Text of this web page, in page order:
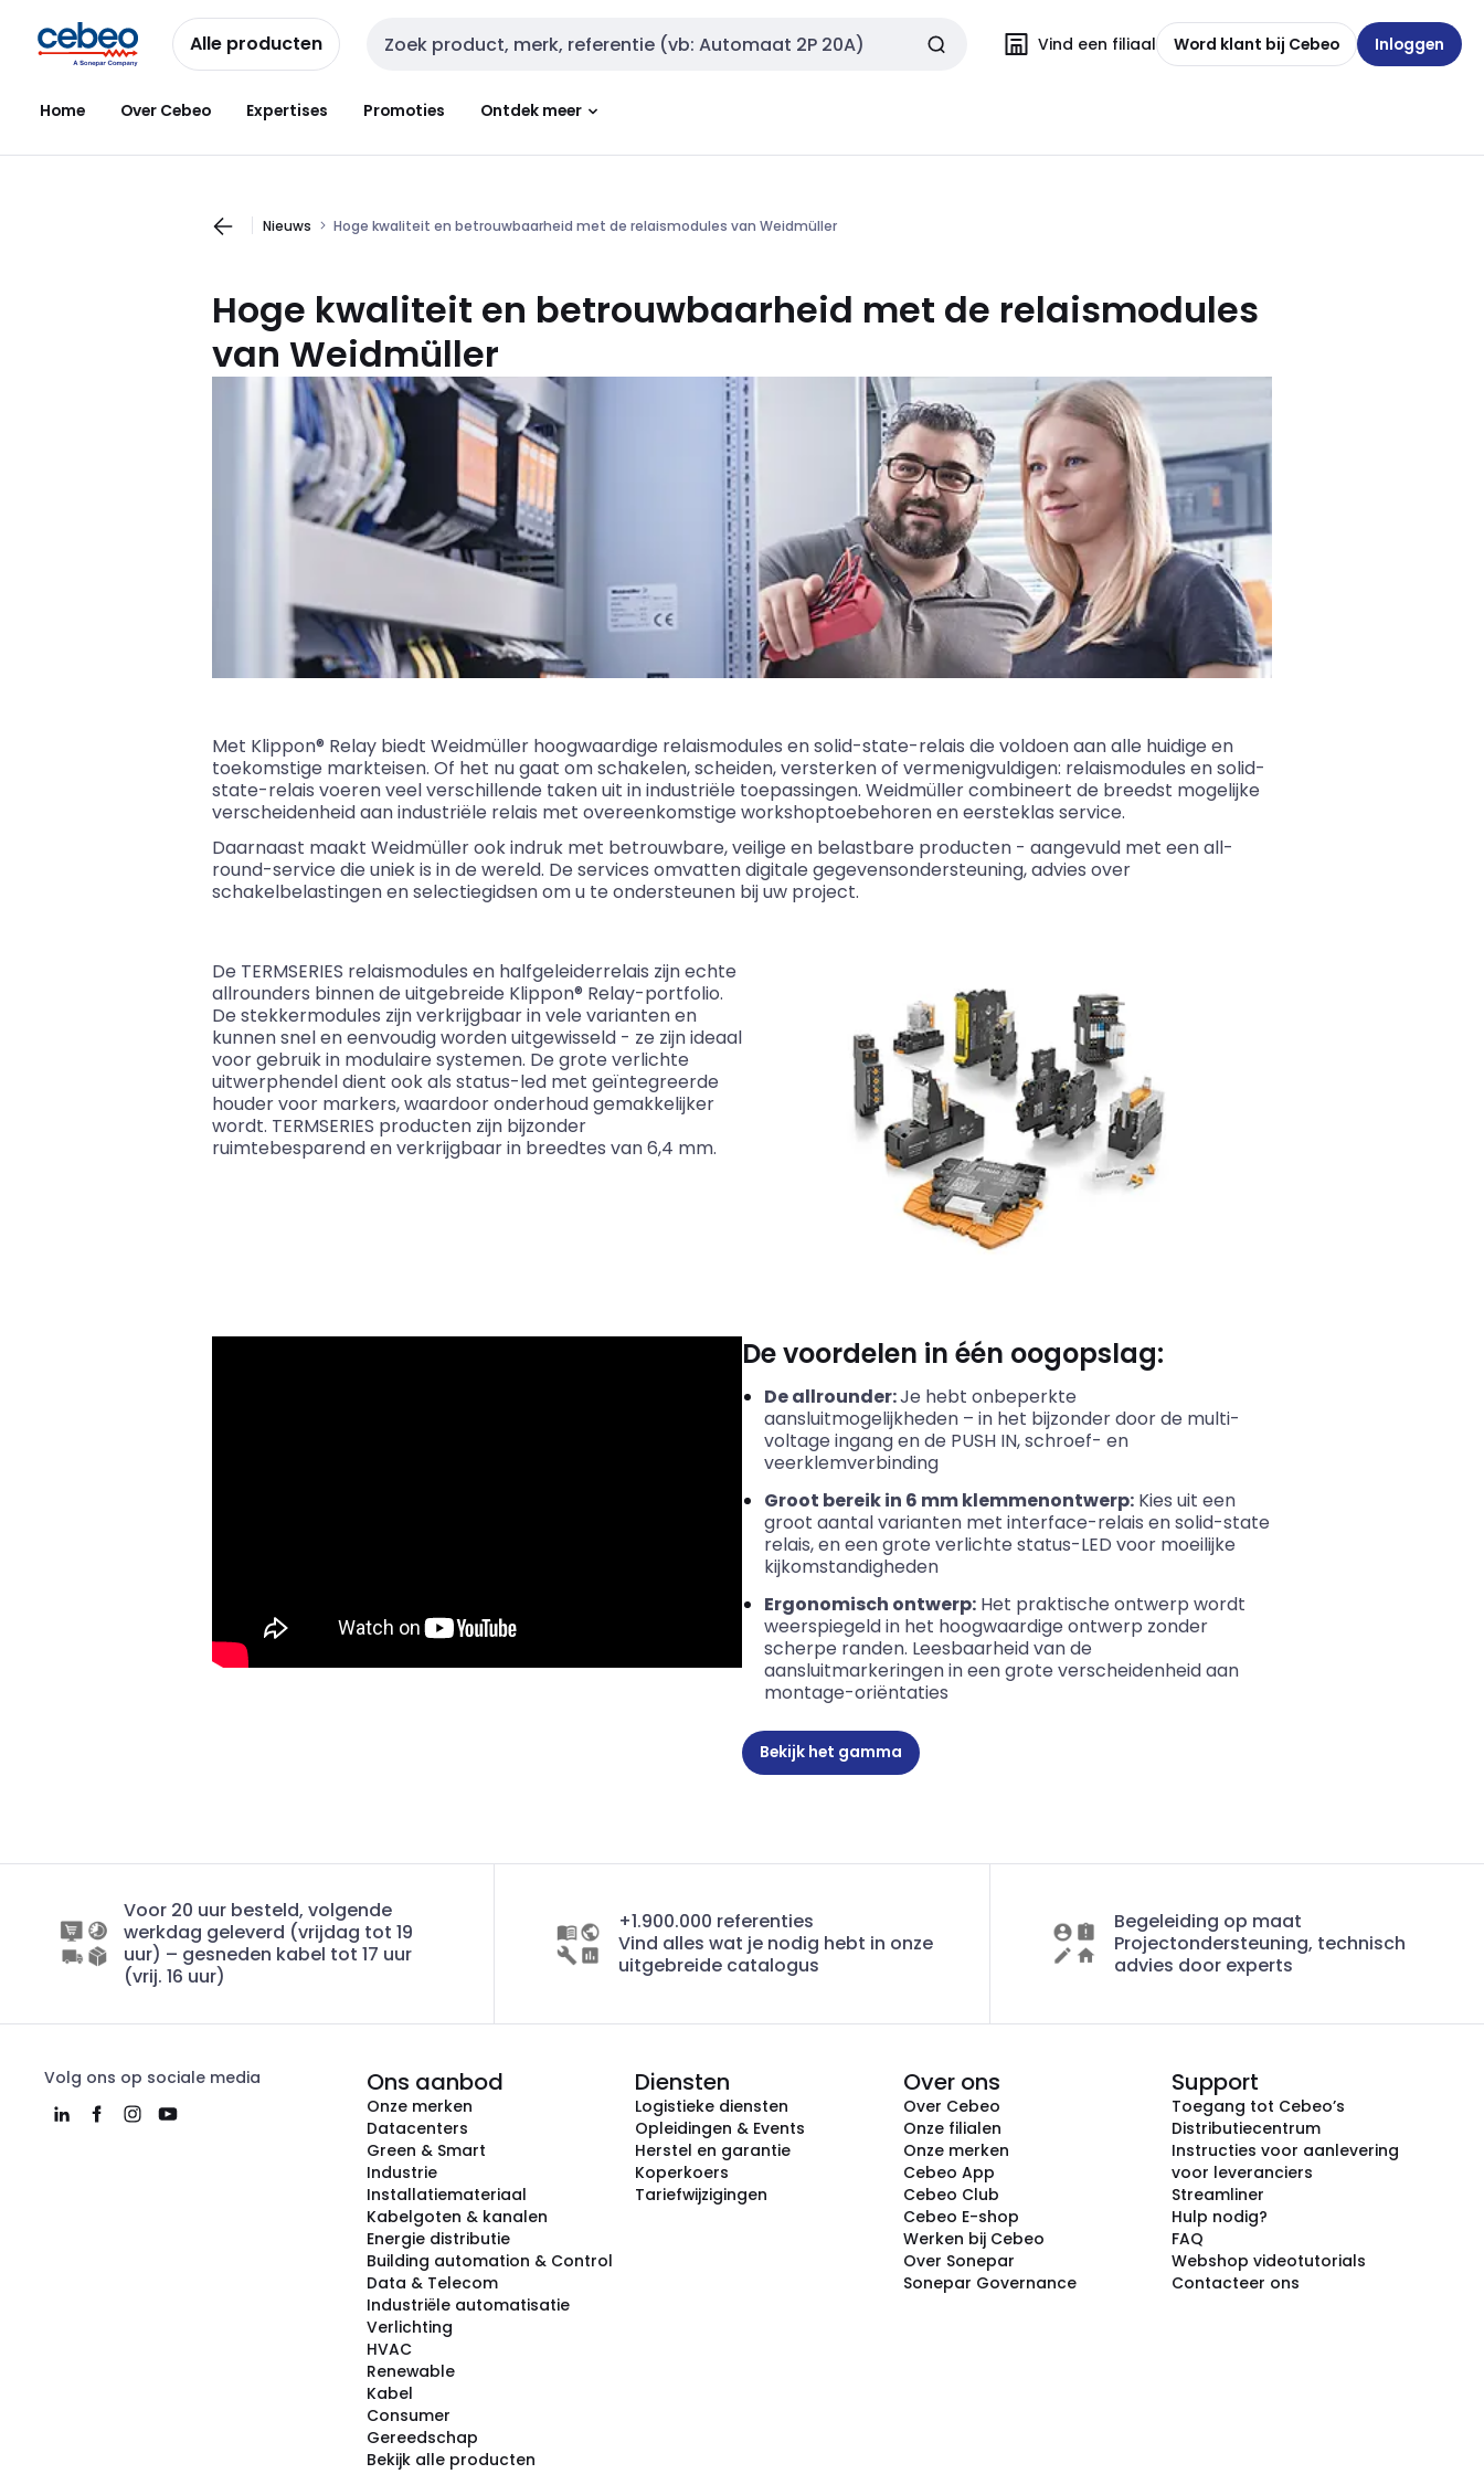
naar
navigatie
naar
inhoud
Alle producten Zoekveld invoer Vind een filiaal Word klant bij Cebeo Inloggen
Home Over Cebeo Expertises Promoties Ontdek meer
Nieuws Hoge kwaliteit en betrouwbaarheid met de relaismodules van Weidmüller
Hoge kwaliteit en betrouwbaarheid met de relaismodules
van Weidmüller
Met Klippon® Relay biedt Weidmüller hoogwaardige relaismodules ensolid-state-relais die voldoen aan alle huidige en
toekomstige markteisen. Of het nu gaat om schakelen, scheiden, versterken of vermenigvuldigen: relaismodules ensolid-
state-relais voeren veel verschillende taken uit in industriële toepassingen. Weidmüllercombineert de breedst mogelijke
verscheidenheid aan industriële relais met overeenkomstige workshoptoebehoren en eersteklas service.
Daarnaast maakt Weidmüllerook indruk met betrouwbare, veilige en belastbare producten - aangevuld met eenall-
round-service die uniek is in de wereld. De services omvatten digitale gegevensondersteuning, advies over
schakelbelastingen en selectiegidsen om u te ondersteunen bij uw project.
De TERMSERIES relaismodules en halfgeleiderrelais zijn echte
allrounders binnen de uitgebreide Klippon® Relay-portfolio.
De stekkermodules zijn verkrijgbaar in vele varianten en
kunnen snel en eenvoudig worden uitgewisseld - ze zijn ideaal
voor gebruik in modulaire systemen. De grote verlichte
uitwerphendel dient ook als status-led met geïntegreerde
houder voor markers, waardoor onderhoud gemakkelijker
wordt. TERMSERIES producten zijn bijzonder
ruimtebesparend en verkrijgbaar in breedtes van 6,4 mm.
De voordelen in één oogopslag:
De allrounder:Je hebt onbeperkte
aansluitmogelijkheden – in het bijzonder door de multi-
voltage ingang en de PUSH IN, schroef- en
veerklemverbinding
Groot bereik in 6 mm klemmenontwerp: Kies uit een
groot aantal varianten met interface-relais ensolid-state
relais, en een grote verlichte status-LED voor moeilijke
kijkomstandigheden
Ergonomisch ontwerp: Het praktische ontwerp wordt
weerspiegeld in het hoogwaardige ontwerp zonder
scherpe randen. Leesbaarheid van de
aansluitmarkeringen in een grote verscheidenheid aan
montage-oriëntaties
Bekijk het gamma
Voor 20 uur besteld, volgende
werkdag geleverd (vrijdag tot 19
uur) – gesneden kabel tot 17 uur
(vrij. 16 uur)
+1.900.000 referenties
Vind alles wat je nodig hebt in onze
uitgebreide catalogus
Begeleiding op maat
Projectondersteuning, technisch
advies door experts
Volg ons op sociale media Ons aanbod
Onze merken
Datacenters
Green & Smart
Industrie
Installatiemateriaal
Kabelgoten & kanalen
Energie distributie
Building automation & Control
Data & Telecom
Industriële automatisatie
Verlichting
HVAC
Renewable
Kabel
Consumer
Gereedschap
Bekijk alle producten
Diensten
Logistieke diensten
Opleidingen & Events
Herstel en garantie
Koperkoers
Tariefwijzigingen
Over ons
Over Cebeo
Onze filialen
Onze merken
Cebeo App
Cebeo Club
Cebeo E-shop
Werken bij Cebeo
Over Sonepar
Sonepar Governance
Support
Toegang tot Cebeo’s
Distributiecentrum
Instructies voor aanlevering
voor leveranciers
Streamliner
Hulp nodig?
FAQ
Webshop videotutorials
Contacteer ons